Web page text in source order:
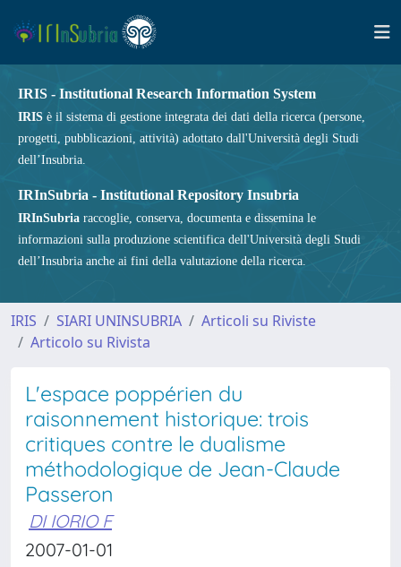
IRIS - Institutional Research Information System
IRIS è il sistema di gestione integrata dei dati della ricerca (persone,
progetti, pubblicazioni, attività) adottato dall'Università degli Studi
dell’Insubria.
IRInSubria - Institutional Repository Insubria
IRInSubria raccoglie, conserva, documenta e dissemina le
informazioni sulla produzione scientifica dell'Università degli Studi
dell’Insubria anche ai fini della valutazione della ricerca.
IRIS SIARI UNINSUBRIA
Articoli su Riviste
Articolo su Rivista
L'espace poppérien du
raisonnement historique: trois
critiques contre le dualisme
méthodologique de Jean-Claude
Passeron
DI IORIO F
2007-01-01